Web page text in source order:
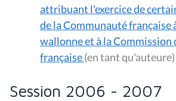
attribuant l'exercice de
de la Communauté française
wallonne et à la
française
(en tant qu'auteure)
Session 2006 - 2007